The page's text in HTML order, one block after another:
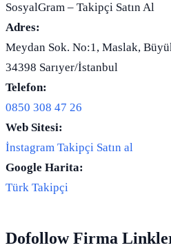
SosyalGram – Takipçi Satın Al
Adres:
Meydan Sok. No:1, Maslak,
34398 Sarıyer/İstanbul
Telefon:
0850 308 47 26
Web Sitesi:
İnstagram Takipçi Satın al
Google Harita:
Türk Takipçi
Dofollow Firma